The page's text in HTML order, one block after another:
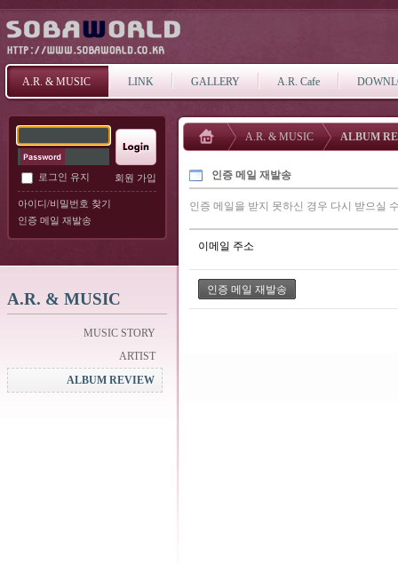
A.R. & MUSIC LINK GALLERY A.R. Cafe
로그인 유지 회원 가입
아이디/비밀번호 찾기
인증 메일 재발송
A.R. & MUSIC
MUSIC STORY
ARTIST
ALBUM REVIEW
A.R. & MUSIC ALBUM
인증 메일 재발송
인증 메일을 받지 못하신 경우 다시 받으실
이메일 주소